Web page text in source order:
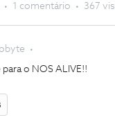
1 comentário 367
o NOS ALIVE!!